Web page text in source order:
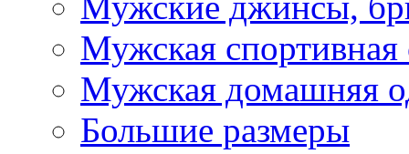
Мужская спортивная
Мужская домашняя
Большие размеры